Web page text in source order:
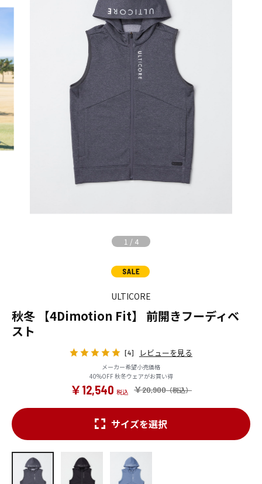
1 / 4
ULTICORE
秋冬 【4Dimotion Fit】 前開きフーディベ
スト
[4] レビューを見る
メーカー希望小売価格
40%OFF 秋冬ウェアがお買い得
￥20,900
￥12,540
サイズを選択